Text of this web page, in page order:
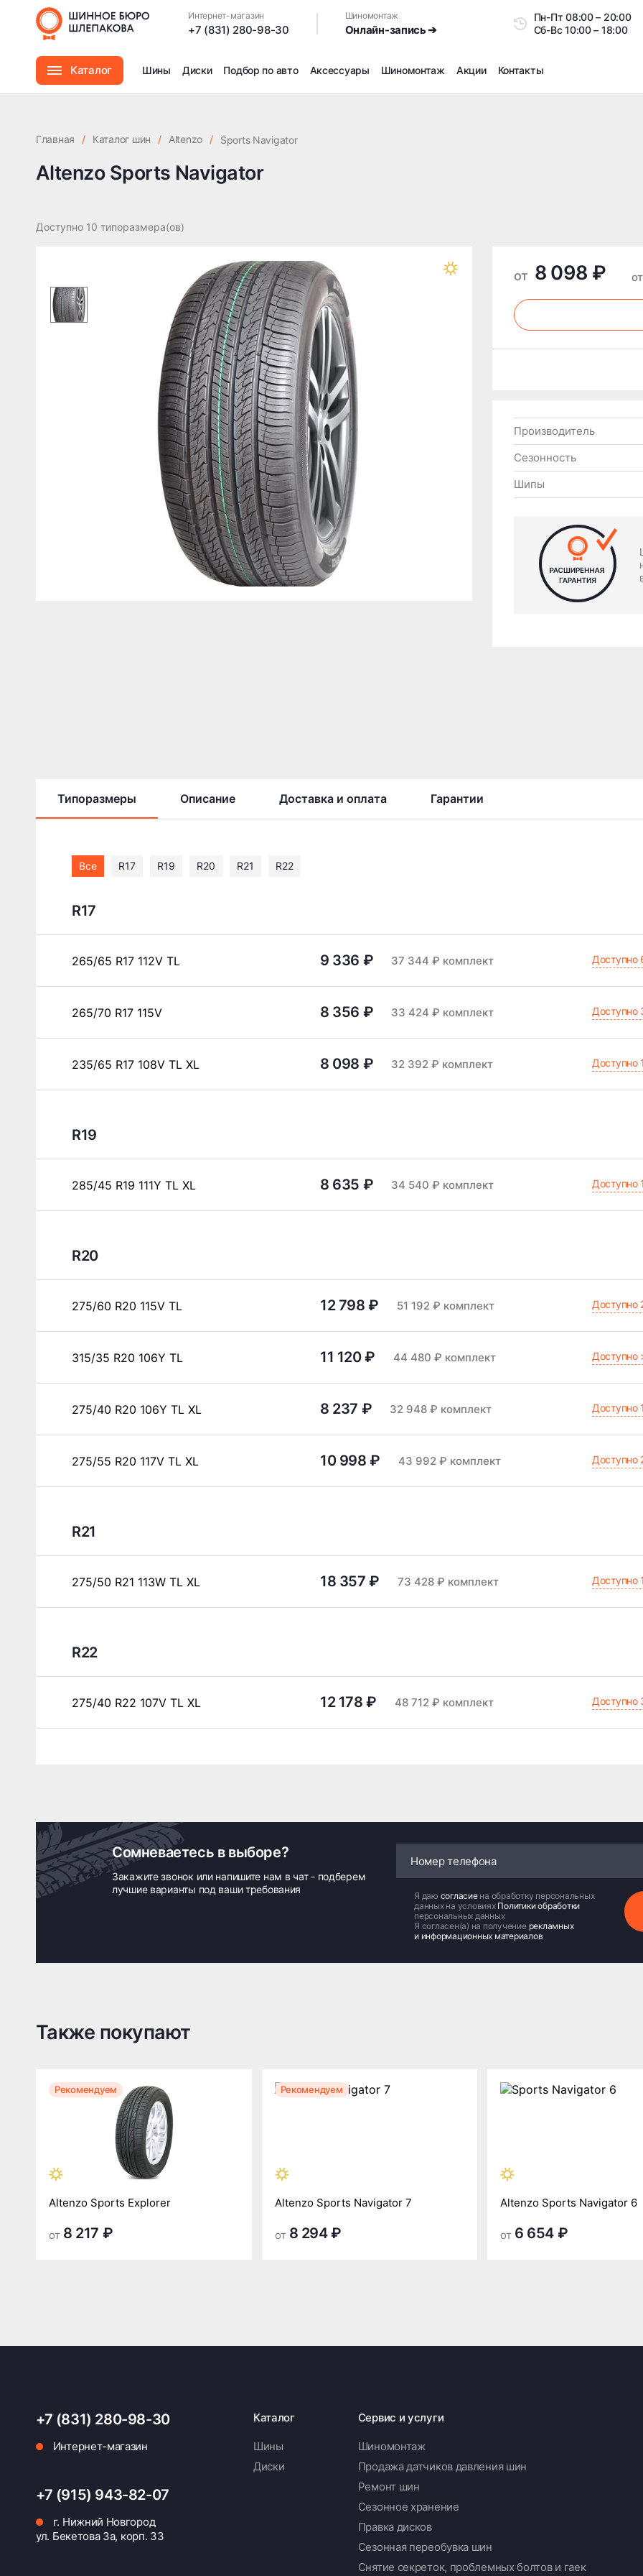
Интернет-магазин
+7 (831) 280-98-30
Шиномонтаж
Онлайн-запись ➔
Пн-Пт08:00 –
Сб-Вс10:00 – 18:00
Каталог
Аксессуары
Шины Диски Подбор по авто Аксессуары Шиномонтаж
Дошиповка, Ошиповка, Перешиповка зимней резины
Шумоизоляция покрышек
Подбор запчастей
Акции Контакты
Главная / Каталог шин / Altenzo / Sports Navigator
Altenzo Sports Navigator
Доступно 10 типоразмера(ов)
от 8 098 ₽
Производитель
Сезонность
Шипы
Типоразмеры Описание Доставка и оплата Гарантии
Все R17 R19 R20 R21 R22
R17
265/65 R17 112V TL 9 336 ₽ 37 344 ₽ комплект Доступно
265/70 R17 115V 8 356 ₽ 33 424 ₽ комплект Доступно
235/65 R17 108V TL XL 8 098 ₽ 32 392 ₽ комплект Доступно
R19
285/45 R19 111Y TL XL 8 635 ₽ 34 540 ₽ комплект Доступно
R20
275/60 R20 115V TL 12 798 ₽ 51 192 ₽ комплект Доступно
315/35 R20 106Y TL 11 120 ₽ 44 480 ₽ комплект Доступно
275/40 R20 106Y TL XL 8 237 ₽ 32 948 ₽ комплект Доступно
275/55 R20 117V TL XL 10 998 ₽ 43 992 ₽ комплект Доступно
R21
275/50 R21 113W TL XL 18 357 ₽ 73 428 ₽ комплект Доступно
R22
275/40 R22 107V TL XL 12 178 ₽ 48 712 ₽ комплект Доступно
Сомневаетесь в выборе?
Закажите звонок или напишите нам в чат - подберем
лучшие варианты под ваши требования
Я даю согласие на обработку персональных
данных на условиях Политики обработки
персональных данных
Я согласен(а) на получение рекламных
и информационных материалов
Также покупают
Рекомендуем
Altenzo Sports Explorer
от 8 217 ₽
Рекомендуем
Altenzo Sports Navigator 7
от 8 294 ₽
Altenzo Sports Navigator 6
от 6 654 ₽
+7 (831) 280-98-30
Интернет-магазин
+7 (915) 943-82-07
г. Нижний Новгород
ул. Бекетова 3а, корп. 33
Каталог
Шины
Диски
Сервис и услуги
Шиномонтаж
Продажа датчиков давления шин
Ремонт шин
Сезонное хранение
Правка дисков
Сезонная переобувка шин
Снятие секреток, проблемных болтов и гаек